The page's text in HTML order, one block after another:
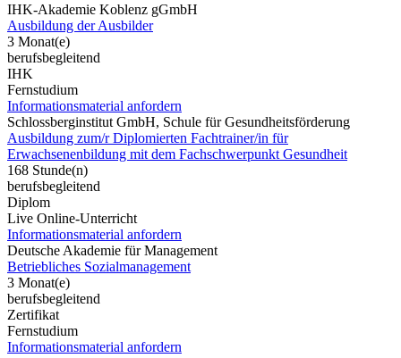
IHK-Akademie Koblenz gGmbH
Ausbildung der Ausbilder
3 Monat(e)
berufsbegleitend
IHK
Fernstudium
Informationsmaterial anfordern
Schlossberginstitut GmbH, Schule für Gesundheitsförderung
Ausbildung zum/r Diplomierten Fachtrainer/in für
Erwachsenenbildung mit dem Fachschwerpunkt Gesundheit
168 Stunde(n)
berufsbegleitend
Diplom
Live Online-Unterricht
Informationsmaterial anfordern
Deutsche Akademie für Management
Betriebliches Sozialmanagement
3 Monat(e)
berufsbegleitend
Zertifikat
Fernstudium
Informationsmaterial anfordern